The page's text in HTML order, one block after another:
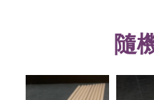
隨